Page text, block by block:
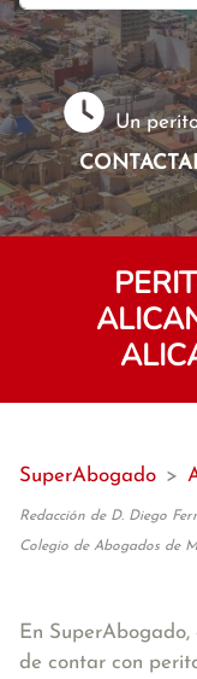
Un
SuperAbogado >
Redacción de D. Diego
Colegio de Abogados de
En
de contar con